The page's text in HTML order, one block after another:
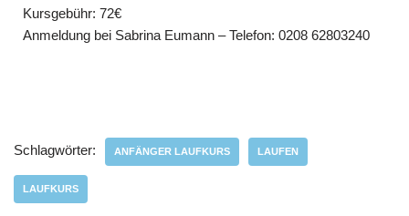
Kursgebühr: 72€
Anmeldung bei Sabrina Eumann – Telefon: 0208 62803240
Schlagwörter: ANFÄNGER LAUFKURS LAUFEN
LAUFKURS